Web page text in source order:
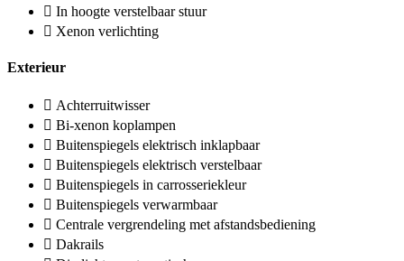
In hoogte verstelbaar stuur
Xenon verlichting
Exterieur
Achterruitwisser
Bi-xenon koplampen
Buitenspiegels elektrisch inklapbaar
Buitenspiegels elektrisch verstelbaar
Buitenspiegels in carrosseriekleur
Buitenspiegels verwarmbaar
Centrale vergrendeling met afstandsbediening
Dakrails